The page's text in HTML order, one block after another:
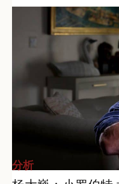
分析